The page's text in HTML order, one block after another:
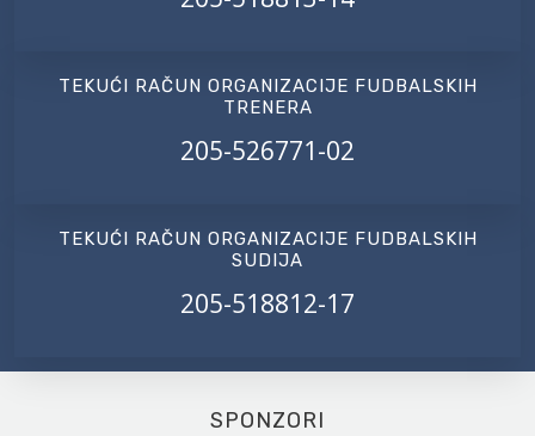
TEKUĆI RAČUN ORGANIZACIJE FUDBALSKIH
TRENERA
205-526771-02
TEKUĆI RAČUN ORGANIZACIJE FUDBALSKIH
SUDIJA
205-518812-17
SPONZORI